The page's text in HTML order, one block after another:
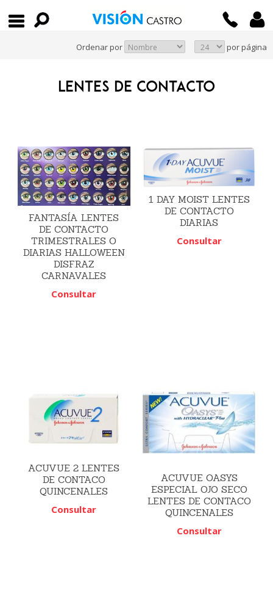
Ordenar por por página
LENTES DE CONTACTO
FANTASÍA LENTES
DE CONTACTO
TRIMESTRALES O
DIARIAS HALLOWEEN
DISFRAZ
CARNAVALES
Consultar
1 DAY MOIST LENTES
DE CONTACTO
DIARIAS
Consultar
ACUVUE 2 LENTES
DE CONTACO
QUINCENALES
Consultar
ACUVUE OASYS
ESPECIAL OJO SECO
LENTES DE CONTACO
QUINCENALES
Consultar